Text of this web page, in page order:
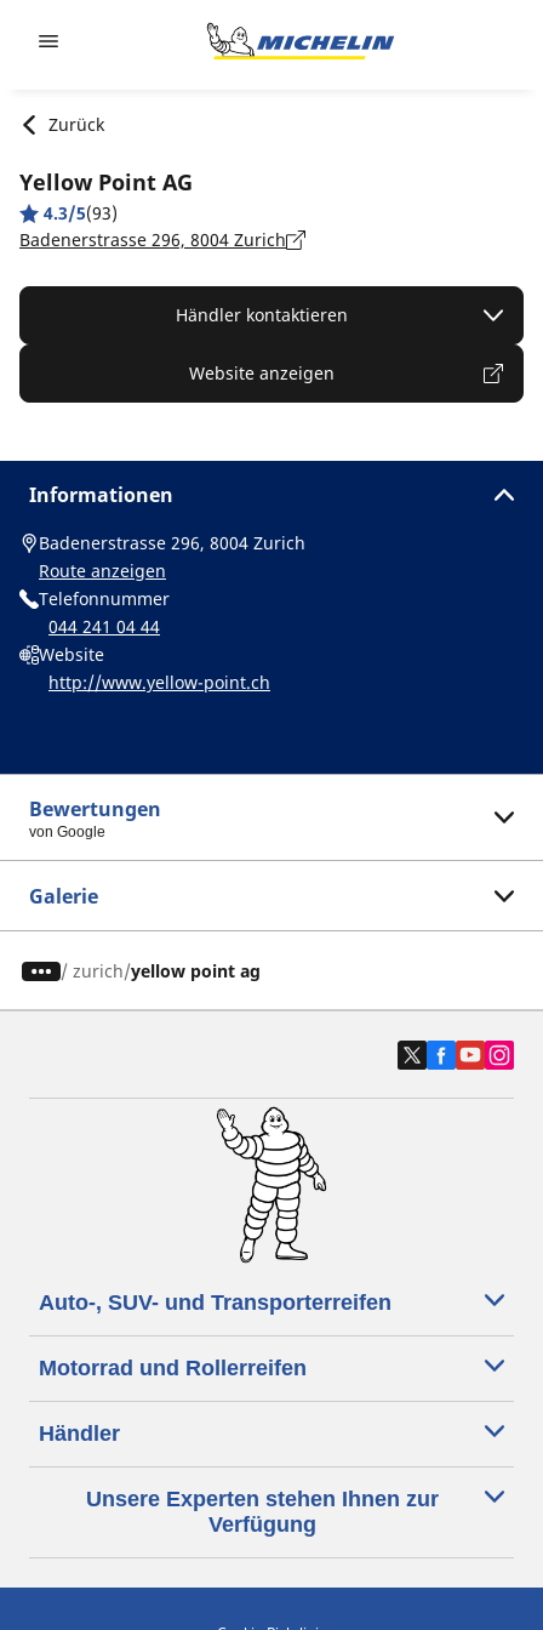
Zurück
Yellow Point AG
4.3/5(93)
Badenerstrasse 296, 8004 Zurich
Händler kontaktieren
Website anzeigen
Informationen
Badenerstrasse 296, 8004 Zurich
Route anzeigen
Telefonnummer
044 241 04 44
Website
http://www.yellow-point.ch
Bewertungen
von Google
Galerie
/ zurich yellow point ag
Auto-, SUV- und Transporterreifen
Motorrad und Rollerreifen
Händler
Unsere Experten stehen Ihnen zur
Verfügung